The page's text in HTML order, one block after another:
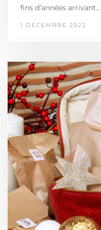
fins d’années arrivant…
1 DÉCEMBRE 2022